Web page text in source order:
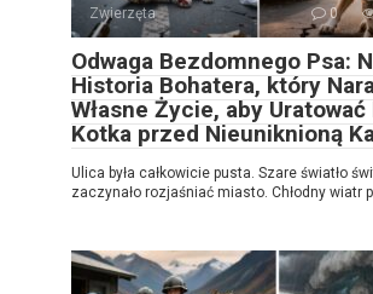
Zwierzęta 0
Odwaga Bezdomnego Psa:
Historia Bohatera, który
Własne Życie, aby
Kotka przed Nieuniknioną
Ulica była całkowicie pusta. Szare światło
zaczynało rozjaśniać miasto. Chłodny wiatr